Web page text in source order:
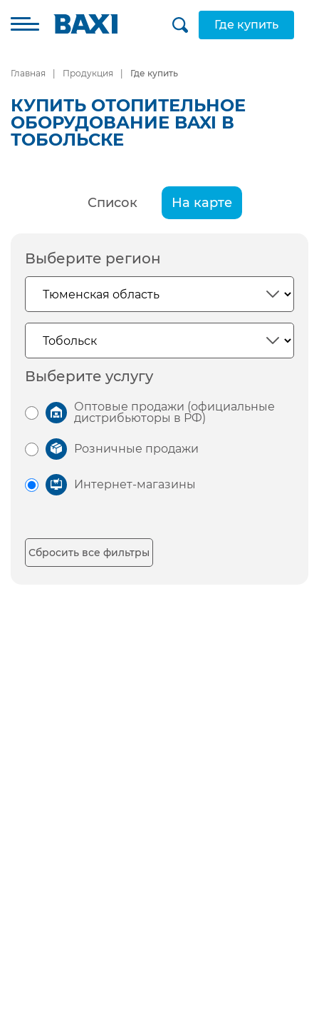
Где купить
Главная Продукция Где купить
КУПИТЬ ОТОПИТЕЛЬНОЕ
ОБОРУДОВАНИЕ BAXI В
ТОБОЛЬСКЕ
Список На карте
Выберите регион
Выберите услугу
Оптовые продажи (официальные
дистрибьюторы в РФ)
Розничные продажи
Интернет-магазины
Сбросить все фильтры